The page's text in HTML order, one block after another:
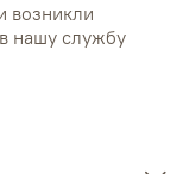
возникли
нашу службу